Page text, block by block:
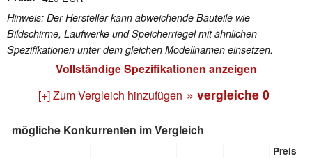
Hinweis: Der Hersteller kann abweichende Bauteile wie
Bildschirme, Laufwerke und Speicherriegel mit ähnlichen
Spezifikationen unter dem gleichen Modellnamen einsetzen.
Vollständige Spezifikationen anzeigen
[+] Zum Vergleich hinzufügen » vergleiche 0
mögliche Konkurrenten im Vergleich
Preis